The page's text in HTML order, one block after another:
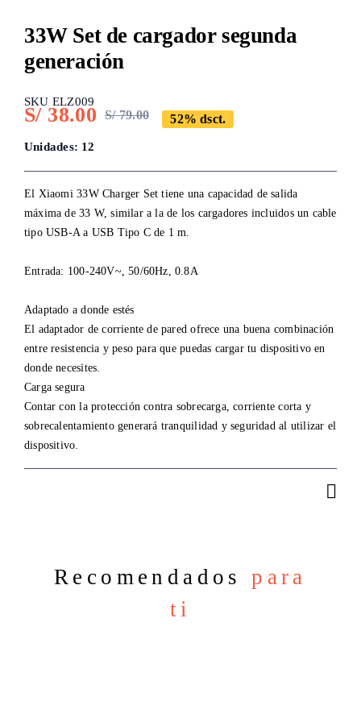
33W Set de cargador segunda
generación
SKU ELZ009
S/79.00Original
was:
S/ 79.00.
S/38.00
Current
is:
S/ 38.00.
52% dsct.
Unidades: 12
El Xiaomi 33W Charger Set tiene una capacidad de salida
máxima de 33 W, similar a la de los cargadores incluidos un cable
tipo USB-A a USB Tipo C de 1 m.
Entrada: 100-240V~, 50/60Hz, 0.8A
Adaptado a donde estés
El adaptador de corriente de pared ofrece una buena combinación
entre resistencia y peso para que puedas cargar tu dispositivo en
donde necesites.
Carga segura
Contar con la protección contra sobrecarga, corriente corta y
sobrecalentamiento generará tranquilidad y seguridad al utilizar el
dispositivo.
Recomendadospara
ti